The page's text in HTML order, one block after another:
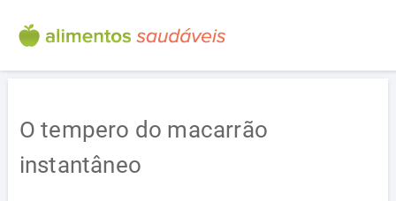
O tempero do macarrão
instantâneo